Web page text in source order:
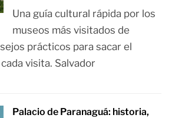
Una guía cultural rápida por los
museos más visitados de
prácticos para sacar el
visita. Salvador
Palacio de Paranaguá: historia,